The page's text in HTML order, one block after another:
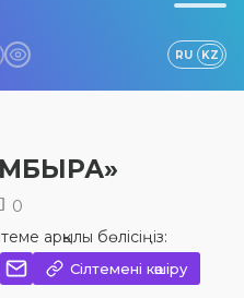
RU KZ
0
арқылы бөлісіңіз:
Сілтемені көшіру